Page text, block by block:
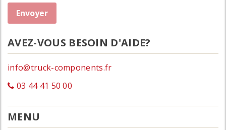
AVEZ-VOUS BESOIN D'AIDE?
info@truck-components.fr
03 44 41 50 00
MENU